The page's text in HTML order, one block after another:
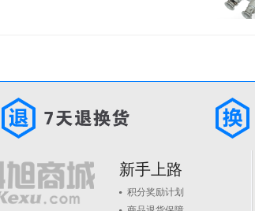
新手上路
积分奖励计划